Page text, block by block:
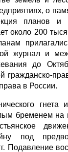
о
планов и
около 200
журнал и
до
гражданско-
в России.
гнета
бременем на
под
Подавление